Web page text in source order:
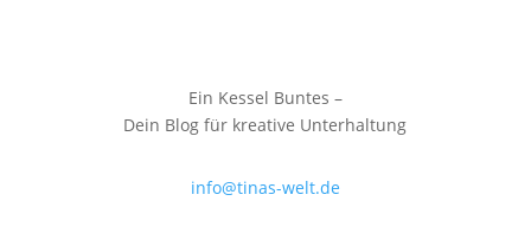
Ein Kessel Buntes –
Dein Blog für kreative Unterhaltung
info@tinas-welt.de